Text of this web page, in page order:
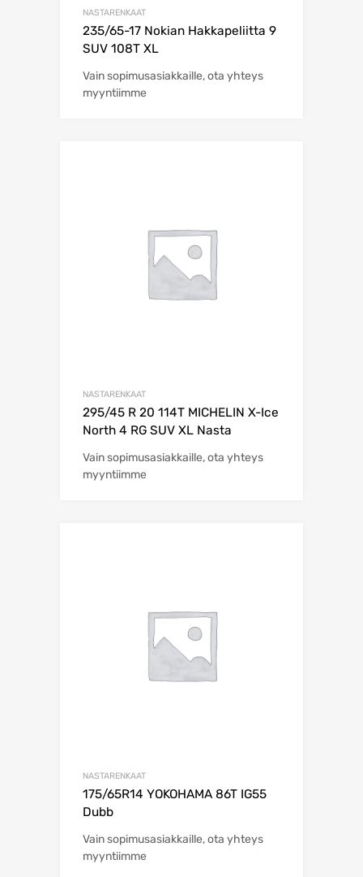
NASTARENKAAT
235/65-17 Nokian Hakkapeliitta 9
SUV 108T XL
Vain sopimusasiakkaille, ota yhteys
myyntiimme
NASTARENKAAT
295/45 R 20 114T MICHELIN X-Ice
North 4 RG SUV XL Nasta
Vain sopimusasiakkaille, ota yhteys
myyntiimme
NASTARENKAAT
175/65R14 YOKOHAMA 86T IG55
Dubb
Vain sopimusasiakkaille, ota yhteys
myyntiimme